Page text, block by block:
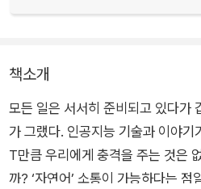
책소개
모든 일은 서서히 준비되고 있다가
가 그랬다. 인공지능 기술과 이야
T만큼 우리에게 충격을 주는 것은
까? ‘자연어’ 소통이 가능하다는 점